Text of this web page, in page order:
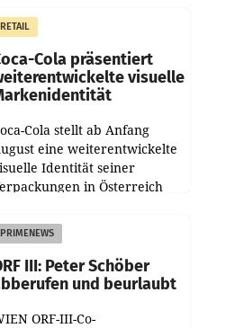
Umsatz stieg im Vergleich
Vorjahresperiode
RETAIL
Cola präsentiert
visuelle
Cola stellt ab Anfang
eine weiterentwickelte
Identität seiner
in Österreich
stehen zentrale
PRIMENEWS
III: Peter Schöber
und beurlaubt
ORF-III-Co-